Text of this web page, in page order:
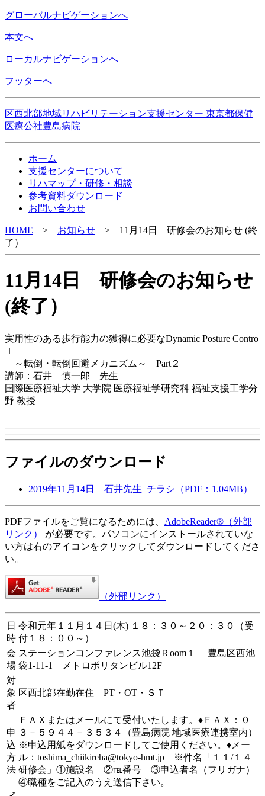
グローバルナビゲーションへ
本文へ
ローカルナビゲーションへ
フッターへ
区西北部地域リハビリテーション支援センター 東京都保健
医療公社豊島病院
ホーム
支援センターについて
リハマップ・研修・相談
参考資料ダウンロード
お問い合わせ
HOME > お知らせ > 11月14日 研修会のお知らせ (終
了）
11月14日 研修会のお知らせ
(終了）
実用性のある歩行能力の獲得に必要なDynamic Posture Contro
ｌ
～転倒・転倒回避メカニズム～ Part２
講師：石井 慎一郎 先生
国際医療福祉大学 大学院 医療福祉学研究科 福祉支援工学分
野 教授
ファイルのダウンロード
2019年11月14日 石井先生_チラシ（PDF：1.04MB）
PDFファイルをご覧になるためには、 AdobeReader® （外部
リンク）
が必要です。パソコンにインストールされていな
い方は右のアイコンをクリックしてダウンロードしてくださ
い。
（外部リンク）
日
時
令和元年１１月１４日(木) １８：３０～２０：３０（受
付１８：００～）
会
場
ステーションコンファレンス池袋Ｒoom１ 豊島区西池
袋1-11-1 メトロポリタンビル12F
対
象
者
区西北部在勤在住 PT・OT・ＳＴ
申
込
方
法
ＦＡＸまたはメールにて受付いたします。♦ＦＡＸ：０
３－５９４４－３５３４（豊島病院 地域医療連携室内）
※申込用紙をダウンロードしてご使用ください。♦メー
ル：toshima_chiikireha@tokyo-hmt.jp ※件名「１１/１４
研修会」①施設名 ②℡番号 ③申込者名（フリガナ）
④職種をご記入のうえ送信下さい。